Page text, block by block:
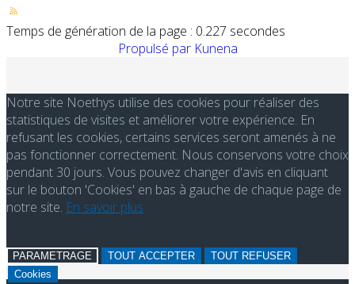
Temps de génération de la page : 0.227 secondes
Propulsé par Kunena
Notre site Noethys utilise des cookies pour réaliser des
statistiques de visites et améliorer votre expérience. En
refusant les cookies, certains services seront amenés à ne
pas fonctionner correctement. Nous conservons votre choix
pendant 30 jours. Vous pouvez changer d'avis en cliquant
sur le bouton 'Cookies' en bas à gauche de chaque page de
notre site. En savoir plus
PARAMETRAGE TOUT ACCEPTER
TOUT REFUSER
Cookies